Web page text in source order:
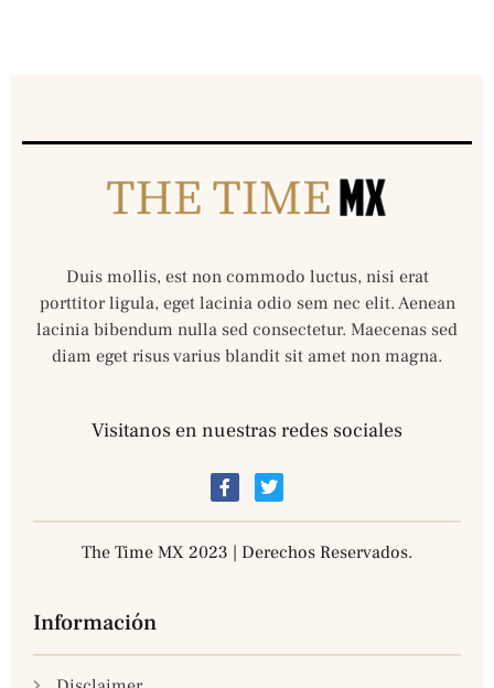
Duis mollis, est non commodo luctus, nisi erat
porttitor ligula, eget lacinia odio sem nec elit. Aenean
lacinia bibendum nulla sed consectetur. Maecenas sed
diam eget risus varius blandit sit amet non magna.
Visitanos en nuestras redes sociales
The Time MX 2023 | Derechos Reservados.
Información